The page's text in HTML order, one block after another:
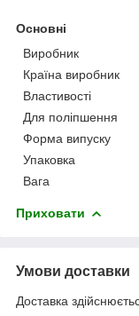
Основні
Виробник
Країна виробник
Властивості
Для поліпшення
Форма випуску
Упаковка
Вага
Приховати
Умови доставки
Доставка